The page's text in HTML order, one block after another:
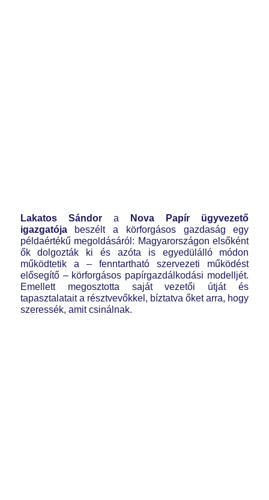
Lakatos Sándora
Nova Papír ügyvezető
igazgatójabeszélt a körforgásos gazdaság egy
példaértékű megoldásáról: Magyarországon elsőként
ők dolgozták ki és azóta is egyedülálló módon
működtetik a – fenntartható szervezeti működést
elősegítő – körforgásos papírgazdálkodási modelljét.
Emellett megosztotta saját vezetői útját és
tapasztalatait a résztvevőkkel, bíztatva őket arra, hogy
szeressék, amit csinálnak.